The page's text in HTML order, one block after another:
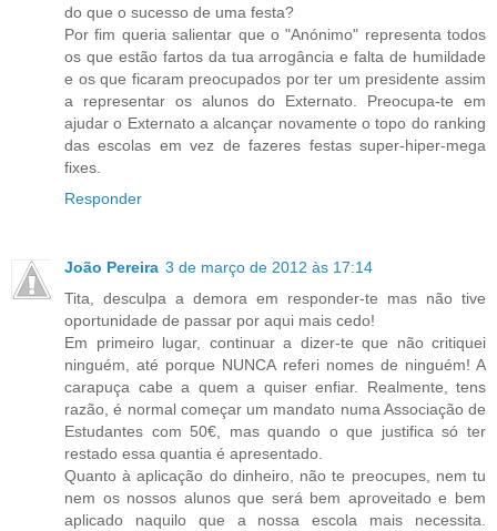
do que o sucesso de uma festa?
Por fim queria salientar que o "Anónimo" representa todos
os que estão fartos da tua arrogância e falta de humildade
e os que ficaram preocupados por ter um presidente assim
a representar os alunos do Externato. Preocupa-te em
ajudar o Externato a alcançar novamente o topo do ranking
das escolas em vez de fazeres festas super-hiper-mega
fixes.
Responder
João Pereira 3 de março de 2012 às 17:14
Tita, desculpa a demora em responder-te mas não tive
oportunidade de passar por aqui mais cedo!
Em primeiro lugar, continuar a dizer-te que não critiquei
ninguém, até porque NUNCA referi nomes de ninguém! A
carapuça cabe a quem a quiser enfiar. Realmente, tens
razão, é normal começar um mandato numa Associação de
Estudantes com 50€, mas quando o que justifica só ter
restado essa quantia é apresentado.
Quanto à aplicação do dinheiro, não te preocupes, nem tu
nem os nossos alunos que será bem aproveitado e bem
aplicado naquilo que a nossa escola mais necessita.